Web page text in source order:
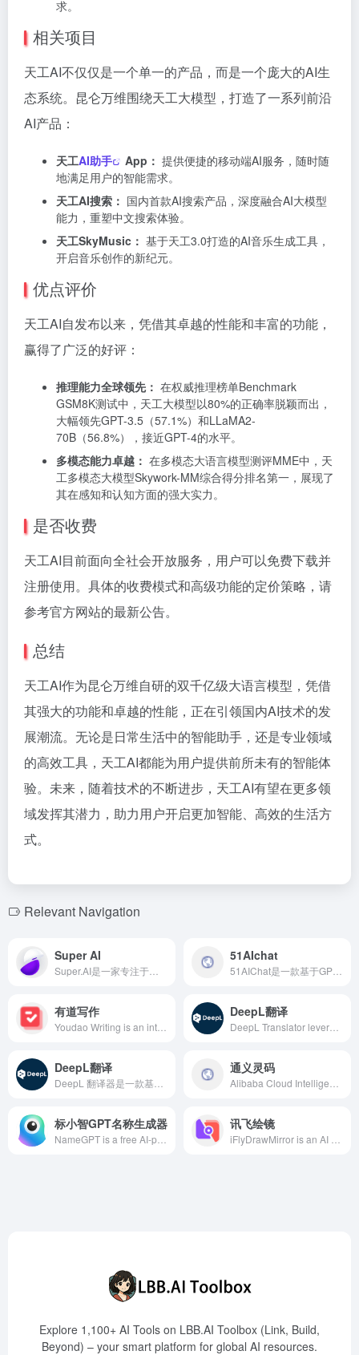
求。
相关项目
天工AI不仅仅是一个单一的产品，而是一个庞大的AI生
态系统。昆仑万维围绕天工大模型，打造了一系列前沿
AI产品：
天工AI助手 App： 提供便捷的移动端AI服务，随时随
地满足用户的智能需求。
天工AI搜索： 国内首款AI搜索产品，深度融合AI大模型
能力，重塑中文搜索体验。
天工SkyMusic： 基于天工3.0打造的AI音乐生成工具，
开启音乐创作的新纪元。
优点评价
天工AI自发布以来，凭借其卓越的性能和丰富的功能，
赢得了广泛的好评：
推理能力全球领先： 在权威推理榜单Benchmark
GSM8K测试中，天工大模型以80%的正确率脱颖而出，
大幅领先GPT-3.5（57.1%）和LLaMA2-
70B（56.8%），接近GPT-4的水平。
多模态能力卓越： 在多模态大语言模型测评MME中，天
工多模态大模型Skywork-MM综合得分排名第一，展现了
其在感知和认知方面的强大实力。
是否收费
天工AI目前面向全社会开放服务，用户可以免费下载并
注册使用。具体的收费模式和高级功能的定价策略，请
参考官方网站的最新公告。
总结
天工AI作为昆仑万维自研的双千亿级大语言模型，凭借
其强大的功能和卓越的性能，正在引领国内AI技术的发
展潮流。无论是日常生活中的智能助手，还是专业领域
的高效工具，天工AI都能为用户提供前所未有的智能体
验。未来，随着技术的不断进步，天工AI有望在更多领
域发挥其潜力，助力用户开启更加智能、高效的生活方
式。
Relevant Navigation
Super AI 51AIchat
有道写作 DeepL翻译
DeepL翻译 通义灵码
标小智GPT名称生成器 讯飞绘镜
Explore 1,100+ AI Tools on LBB.AI Toolbox (Link, Build,
Beyond) – your smart platform for global AI resources.